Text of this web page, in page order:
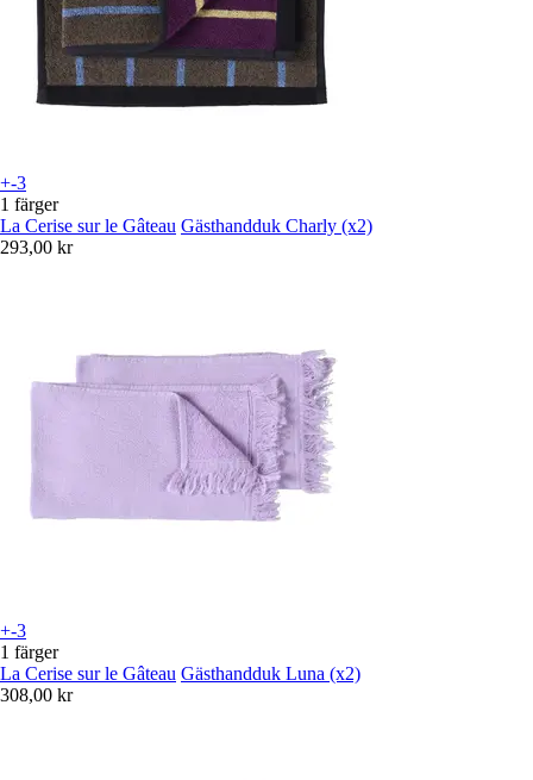
+-3
1 färger
La Cerise sur le Gâteau Gästhandduk Charly (x2)
293,00 kr
+-3
1 färger
La Cerise sur le Gâteau Gästhandduk Luna (x2)
308,00 kr